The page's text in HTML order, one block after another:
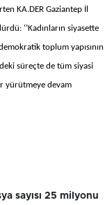
KA.DER Gaziantep İl
‘’Kadınların siyasette
toplum yapısının
süreçte de tüm siyasi
yürütmeye devam
sayısı 25 milyonu